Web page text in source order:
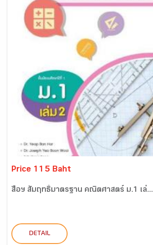
Price 115 Baht
สื่อฯ สัมฤทธิ์มาตรฐาน คณิตศาสตร์ ม.1 เล่...
DETAIL